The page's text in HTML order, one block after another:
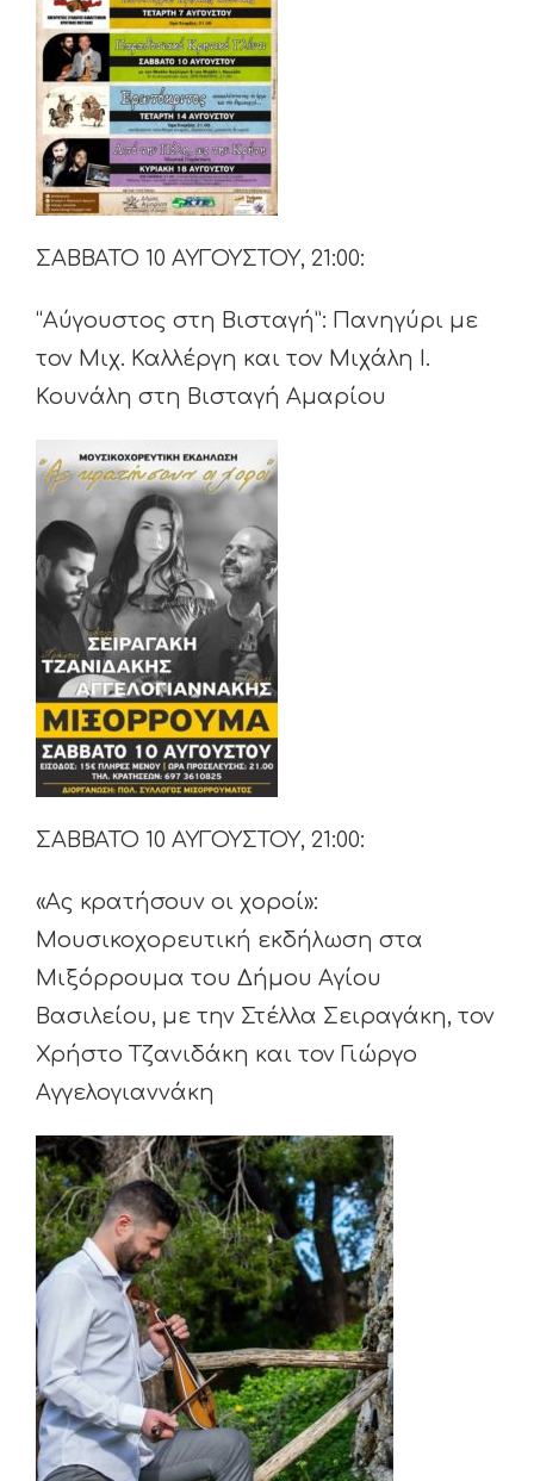
ΣΑΒΒΑΤΟ 10 ΑΥΓΟΥΣΤΟΥ, 21:00:
“Αύγουστος στη Βισταγή”: Πανηγύρι με
τον Μιχ. Καλλέργη και τον Μιχάλη Ι.
Κουνάλη στη Βισταγή Αμαρίου
ΣΑΒΒΑΤΟ 10 ΑΥΓΟΥΣΤΟΥ, 21:00:
«Ας κρατήσουν οι χοροί»:
Μουσικοχορευτική εκδήλωση στα
Μιξόρρουμα του Δήμου Αγίου
Βασιλείου, με την Στέλλα Σειραγάκη, τον
Χρήστο Τζανιδάκη και τον Γιώργο
Αγγελογιαννάκη